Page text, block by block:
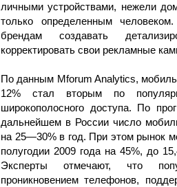
личными устройствами, нежели
только определенным
брендам создавать
корректировать свои рекламные
По данным Mforum Analytics,
12% стал вторым по
широкополосного доступа. По
дальнейшем в России число
на 25—30% в год. При этом рынок
полугодии 2009 года на 45%, до
Эксперты отмечают, что
проникновением телефонов,